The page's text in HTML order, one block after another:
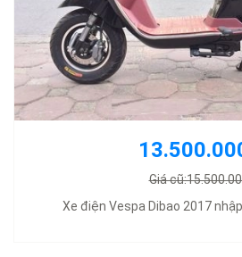
Giá
Xe điện Vespa Dibao 2017